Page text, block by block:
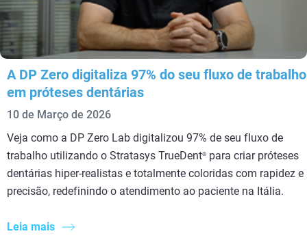
A DP Zero digitaliza 97% do seu fluxo de trabalho
em próteses dentárias
10 de Março de 2026
Veja como a DP Zero Lab digitalizou 97% de seu fluxo de
trabalho utilizando o Stratasys TrueDent® para criar próteses
dentárias hiper-realistas e totalmente coloridas com rapidez e
precisão, redefinindo o atendimento ao paciente na Itália.
Leia mais